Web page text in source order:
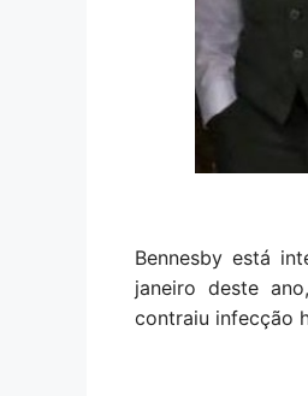
Bennesby está
janeiro deste
contraiu infecção